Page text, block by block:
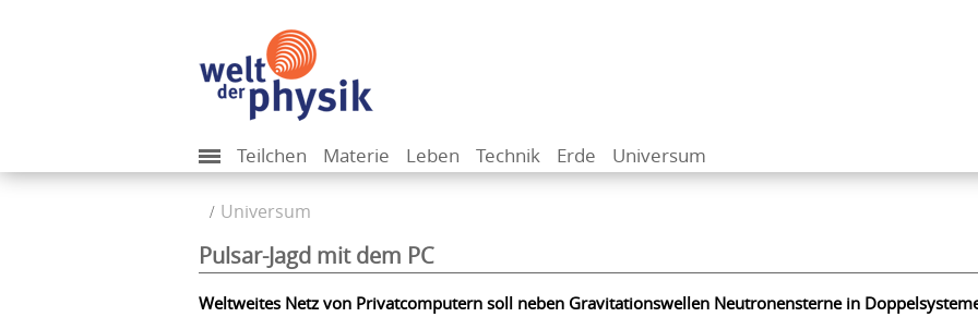
Teilchen Materie Leben Technik Erde Universum
Universum
Pulsar-Jagd mit dem PC
Weltweites Netz von Privatcomputern soll neben Gravitationswellen Neutronensterne in